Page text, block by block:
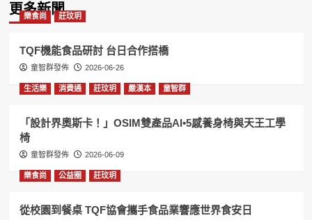
更多新聞
樂食尚 莊玟玥
TQF機能食品研討 台日合作搭橋
童智群發佈 2026-06-26
生活樂 消費通 莊玟玥 嚴漢本 童智群
「設計界奧斯卡！」OSIM雙產品AI•5感養身椅與天王工學
椅
童智群發佈 2026-06-09
樂食尚 公益圈 莊玟玥
從校園到餐桌 TQF協會攜手食品業響應世界食安日